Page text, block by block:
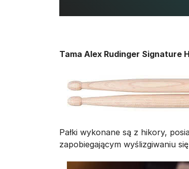
Tama Alex Rudinger Signature
Pałki wykonane są z hikory,
zapobiegającym wyślizgiwaniu